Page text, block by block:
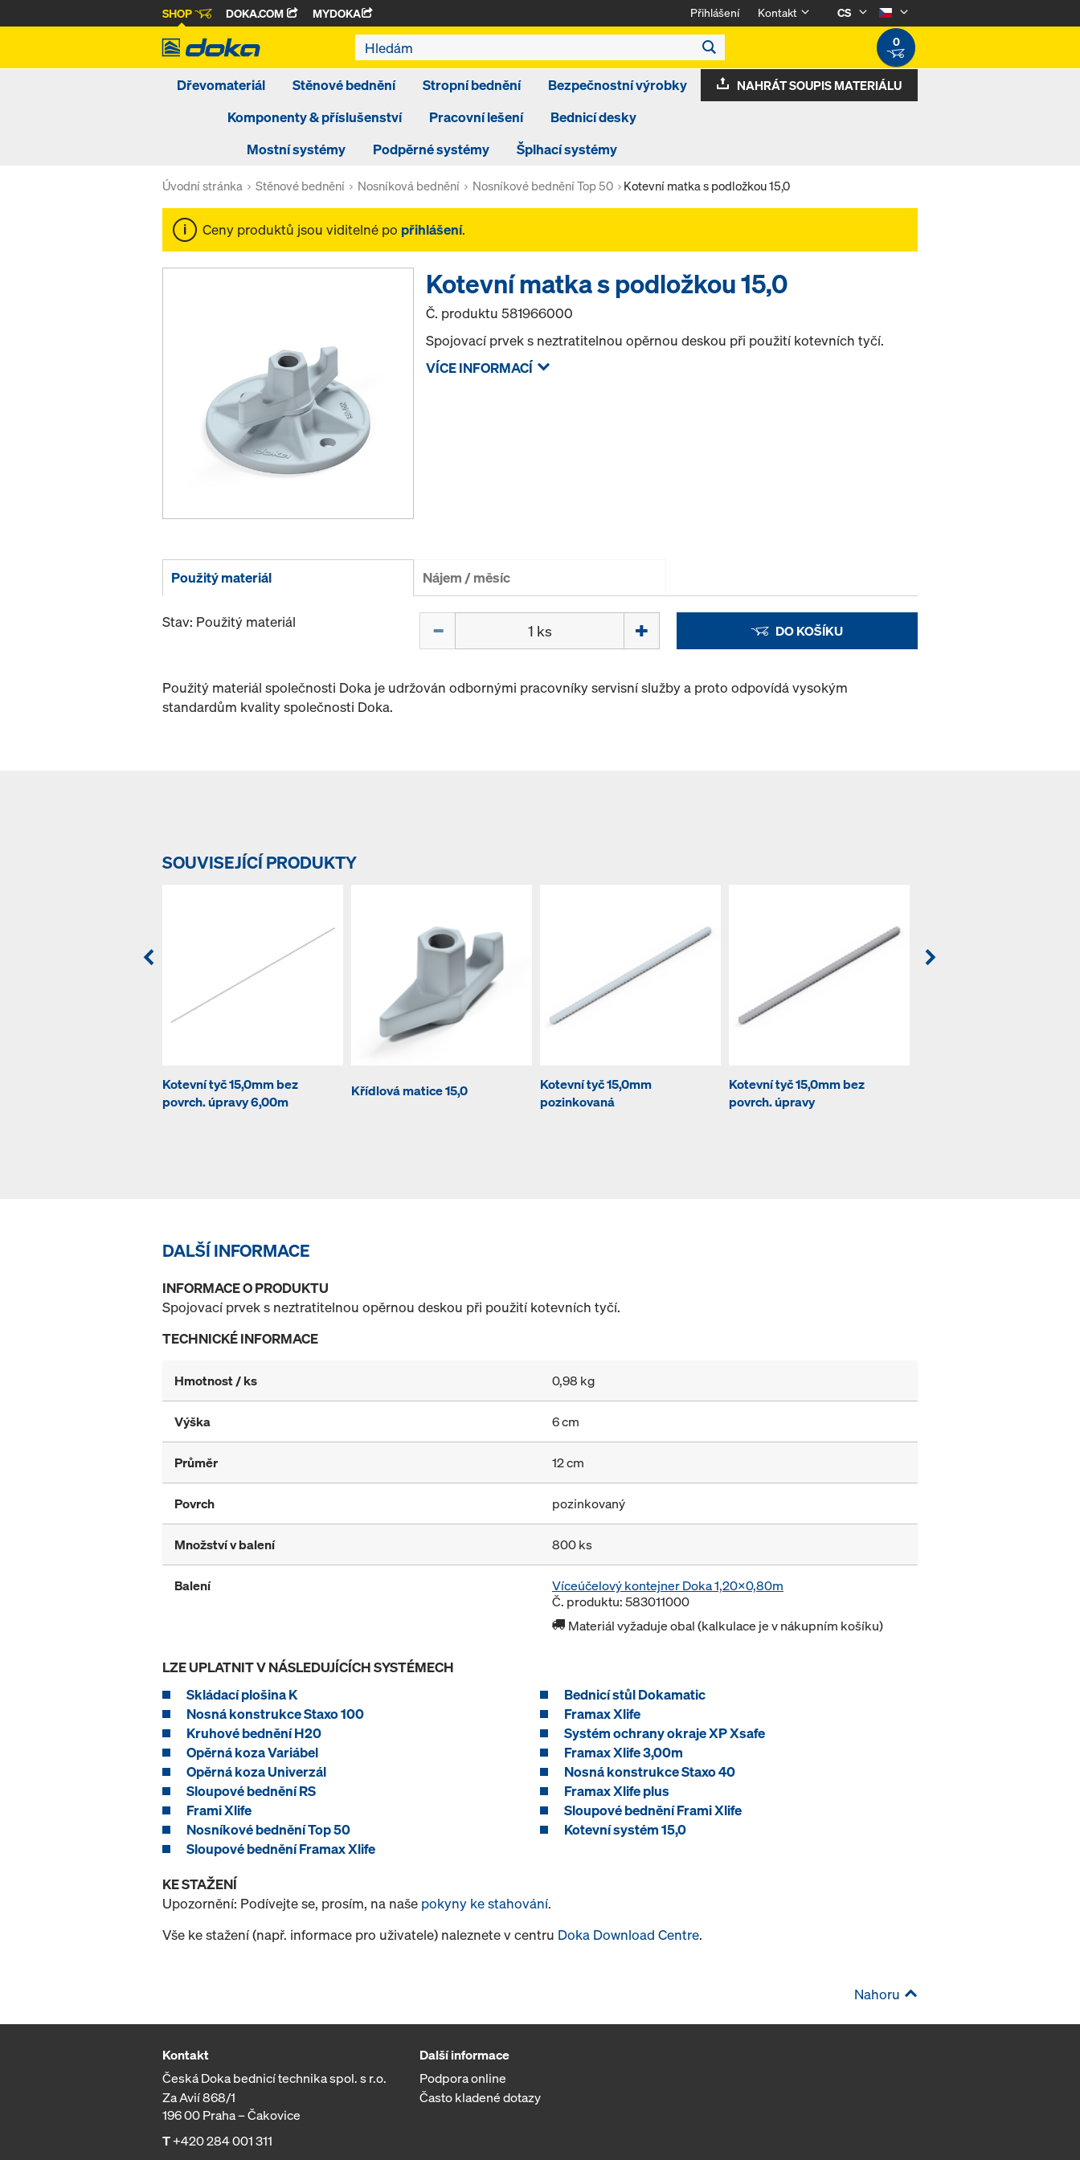
SHOP DOKA.COM MYDOKA Přihlášení Kontakt
CS
0
Dřevomateriál Stěnové bednění Stropní bednění
Bezpečnostní výrobky
Komponenty & příslušenství
Pracovní lešení
Bednicí desky
Mostní systémy
Podpěrné systémy Šplhací systémy
NAHRÁT SOUPIS MATERIÁLU
Úvodní stránka Stěnové bednění Nosníková bednění Nosníkové bednění Top 50 Kotevní matka s podložkou 15,0
Ceny produktů jsou viditelné po přihlášení.
Kotevní matka s podložkou 15,0
Č. produktu581966000
Spojovací prvek s neztratitelnou opěrnou deskou při použití kotevních tyčí.
VÍCE INFORMACÍ
Použitý materiál Nájem / měsíc
Stav: Použitý materiál DO KOŠÍKU
Použitý materiál společnosti Doka je udržován odbornými pracovníky servisní služby a proto odpovídá vysokým
standardům kvality společnosti Doka.
SOUVISEJÍCÍ PRODUKTY
Kotevní tyč 15,0mm bez
povrch. úpravy 6,00m
Křídlová matice 15,0
Kotevní tyč 15,0mm
pozinkovaná
Kotevní tyč 15,0mm bez
povrch. úpravy
DALŠÍ INFORMACE
INFORMACE O PRODUKTU
Spojovací prvek s neztratitelnou opěrnou deskou při použití kotevních tyčí.
TECHNICKÉ INFORMACE
Hmotnost / ks 0,98 kg
Výška 6 cm
Průměr 12 cm
Povrch pozinkovaný
Množství v balení 800 ks
Balení
Víceúčelový kontejner Doka 1,20x0,80m
Č. produktu: 583011000
Materiál vyžaduje obal (kalkulace je v nákupním košíku)
LZE UPLATNIT V NÁSLEDUJÍCÍCH SYSTÉMECH
Skládací plošina K
Bednicí stůl Dokamatic
Nosná konstrukce Staxo 100
Framax Xlife
Kruhové bednění H20
Systém ochrany okraje XP Xsafe
Opěrná koza Variábel
Framax Xlife 3,00m
Opěrná koza Univerzál
Nosná konstrukce Staxo 40
Sloupové bednění RS
Framax Xlife plus
Frami Xlife
Sloupové bednění Frami Xlife
Nosníkové bednění Top 50
Kotevní systém 15,0
Sloupové bednění Framax Xlife
KE STAŽENÍ
Upozornění: Podívejte se, prosím, na naše pokyny ke stahování.
Vše ke stažení (např. informace pro uživatele) naleznete v centru Doka Download Centre.
Nahoru
Kontakt
Česká Doka bednicí technika spol. s r.o.
Za Avií 868/1
196 00 Praha – Čakovice
T+420 284 001 311
Další informace
Podpora online
Často kladené dotazy